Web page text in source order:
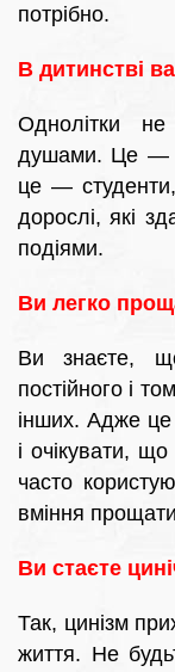
потрібно.
В дитинстві
Однолітки
душами. Це —
це —
дорослі, які
подіями.
Ви легко
Ви знаєте,
постійного і
інших. Адже
і очікувати,
часто
вміння
Ви стаєте
Так, цинізм
життя. Не